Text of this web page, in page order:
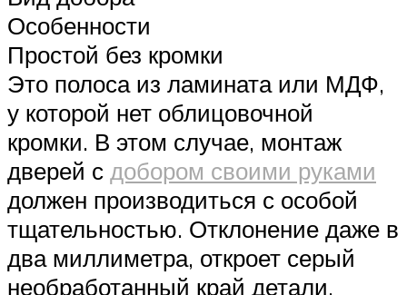
Особенности
Простой без кромки
Это полоса из ламината или МДФ,
у которой нет облицовочной
кромки. В этом случае, монтаж
дверей с добором своими руками
должен производиться с особой
тщательностью. Отклонение даже в
два миллиметра, откроет серый
необработанный край детали.